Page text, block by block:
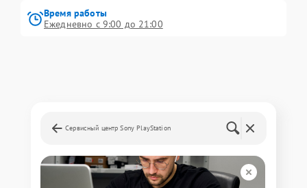
Время работы
Ежедневно с 9:00 до 21:00
Сервисный центр Sony PlayStation